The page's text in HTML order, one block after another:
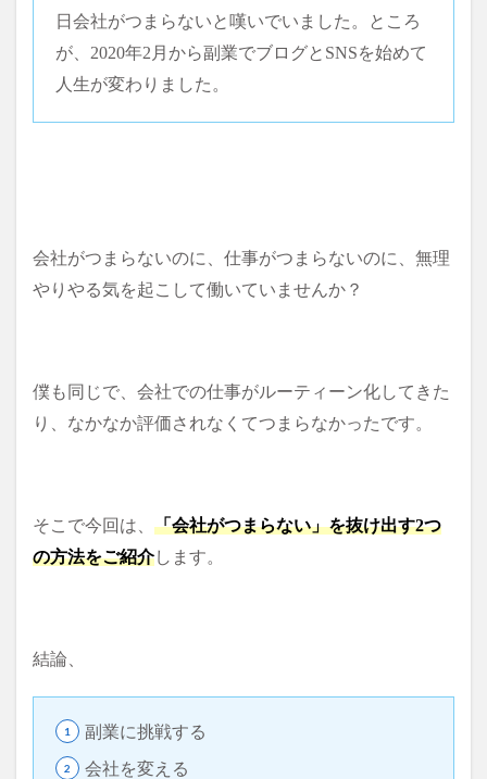
日会社がつまらないと嘆いでいました。ところ
が、2020年2月から副業でブログとSNSを始めて
人生が変わりました。
会社がつまらないのに、仕事がつまらないのに、無理
やりやる気を起こして働いていませんか？
僕も同じで、会社での仕事がルーティーン化してきた
り、なかなか評価されなくてつまらなかったです。
そこで今回は、 「会社がつまらない」を抜け出す2つ
の方法をご紹介します。
結論、
副業に挑戦する
会社を変える